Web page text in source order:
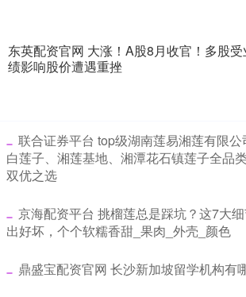
东英配资官网 大涨！A股8月收官！多股受
绩影响股价遭遇重挫
联合证券平台 top级湖南莲易湘莲有限
白莲子、湘莲基地、湘潭花石镇莲子全品
双优之选
京海配资平台 挑榴莲总是踩坑？这7大
出好坏，个个软糯香甜_果肉_外壳_颜色
鼎盛宝配资官网 长沙新加坡留学机构有